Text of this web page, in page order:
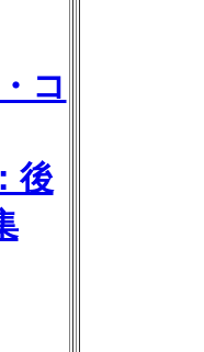
コ
後